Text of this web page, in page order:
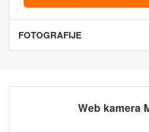
FOTOGRAFIJE
Web kamera